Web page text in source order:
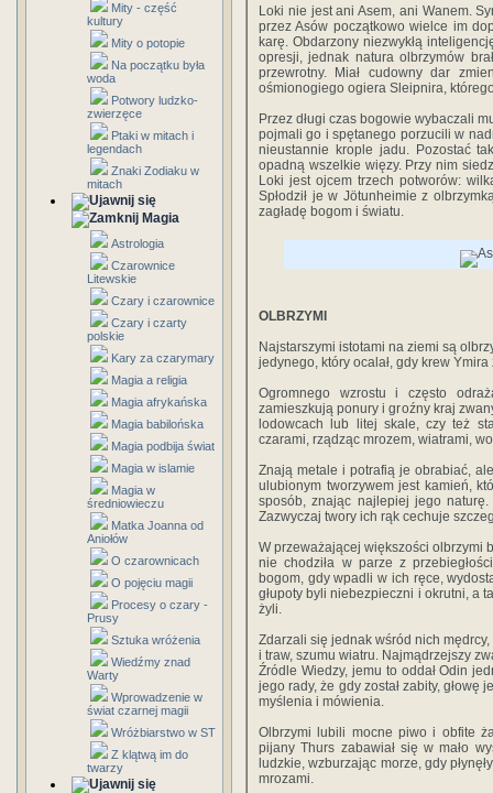
Mity - część
kultury
Mity o potopie
Na początku była
woda
Potwory ludzko-
zwierzęce
Ptaki w mitach i
legendach
Znaki Zodiaku w
mitach
Magia
Astrologia
Czarownice
Litewskie
Czary i czarownice
Czary i czarty
polskie
Kary za czarymary
Magia a religia
Magia afrykańska
Magia babilońska
Magia podbija świat
Magia w islamie
Magia w
średniowieczu
Matka Joanna od
Aniołów
O czarownicach
O pojęciu magii
Procesy o czary -
Prusy
Sztuka wróżenia
Wiedźmy znad
Warty
Wprowadzenie w
świat czarnej magii
Wróżbiarstwo w ST
Z klątwą im do
twarzy
Loki nie jest ani Asem, ani Wanem.
przez Asów początkowo wielce im
karę. Obdarzony niezwykłą
opresji, jednak natura olbrzymów
przewrotny. Miał cudowny dar
ośmionogiego ogiera Sleipnira,
Przez długi czas bogowie wybaczali
pojmali go i spętanego porzucili w
nieustannie krople jadu. Pozostać
opadną wszelkie więzy. Przy nim
Loki jest ojcem trzech potworów:
Spłodził je w Jötunheimie z
zagładę bogom i światu.
OLBRZYMI
Najstarszymi istotami na ziemi są
jedynego, który ocalał, gdy krew
Ogromnego wzrostu i często
zamieszkują ponury i groźny kraj
lodowcach lub litej skale, czy też
czarami, rządząc mrozem, wiatrami,
Znają metale i potrafią je obrabiać,
ulubionym tworzywem jest kamień,
sposób, znając najlepiej jego
Zazwyczaj twory ich rąk cechuje
W przeważającej większości olbrzymi
nie chodziła w parze z
bogom, gdy wpadli w ich ręce,
głupoty byli niebezpieczni i okrutni, a
żyli.
Zdarzali się jednak wśród nich
i traw, szumu wiatru. Najmądrzejszy
Źródle Wiedzy, jemu to oddał Odin
jego rady, że gdy został zabity,
myślenia i mówienia.
Olbrzymi lubili mocne piwo i obfite
pijany Thurs zabawiał się w mało
ludzkie, wzburzając morze, gdy
mrozami.